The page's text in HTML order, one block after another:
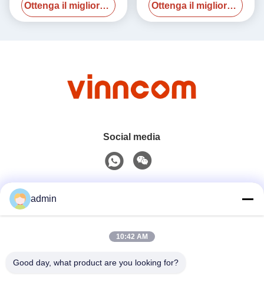
Ottenga il migliore prezzo Ottenga il migliore prezzo
Social media
0086-551-65396351
admin
10:42 AM
Good day, what product are you looking for?